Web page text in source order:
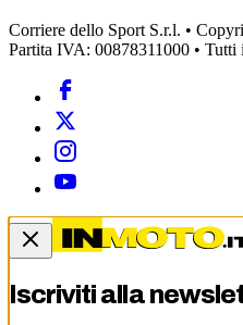
Corriere dello Sport S.r.l. •
Partita IVA: 00878311000 •
Iscriviti alla